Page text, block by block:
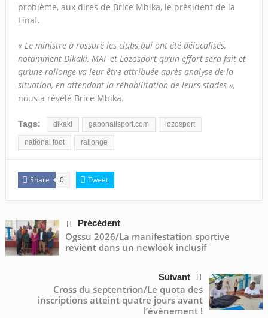
problème, aux dires de Brice Mbika, le président de la
Linaf.
« Le ministre a rassuré les clubs qui ont été délocalisés,
notamment Dikaki, MAF et Lozosport qu’un effort sera fait et
qu’une rallonge va leur être attribuée après analyse de la
situation, en attendant la réhabilitation de leurs stades »,
nous a révélé Brice Mbika.
Tags: dikaki gabonallsport.com lozosport
national foot rallonge
Share 0 Tweet
Précédent
Ogssu 2026/La manifestation sportive
revient dans un newlook inclusif
Suivant
Cross du septentrion/Le quota des
inscriptions atteint quatre jours avant
l’évènement !